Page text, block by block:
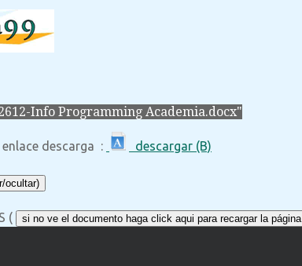
Info Programming Academia.docx"
descarga : descargar (B)
ocultar)
(
si no ve el documento haga click aqui para recargar la página